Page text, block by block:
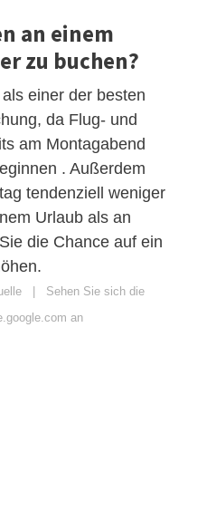
an einem
zu buchen?
einer der besten
da Flug- und
am Montagabend
. Außerdem
tendenziell weniger
Urlaub als an
die Chance auf ein
| Sehen Sie sich die
an